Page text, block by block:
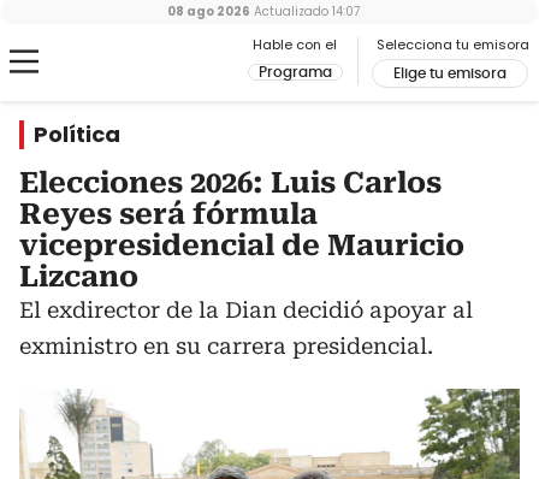
Hable con el
Programa
Selecciona tu emisora
Elige tu emisora
08 ago 2026 Actualizado 14:07
Política
Elecciones 2026: Luis Carlos
Reyes será fórmula
vicepresidencial de Mauricio
Lizcano
El exdirector de la Dian decidió apoyar al
exministro en su carrera presidencial.